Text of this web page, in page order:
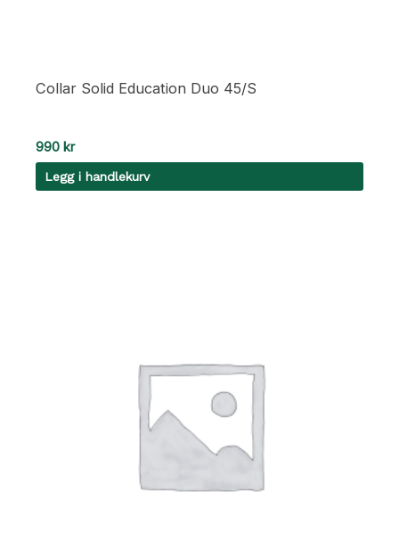
Collar Solid Education Duo 45/S
990 kr
Legg i handlekurv